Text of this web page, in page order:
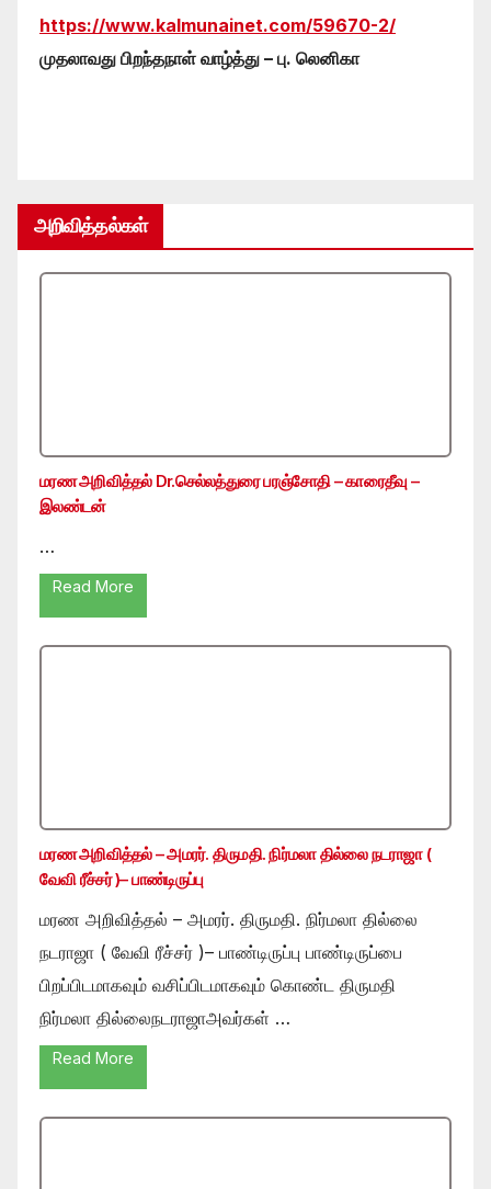
https://www.kalmunainet.com/59670-2/
முதலாவது பிறந்தநாள் வாழ்த்து – பு. லெனிகா
அறிவித்தல்கள்
மரண அறிவித்தல் Dr.செல்லத்துரை பரஞ்சோதி – காரைதீவு –
இலண்டன்
…
Read More
மரண அறிவித்தல் – அமரர். திருமதி. நிர்மலா தில்லை நடராஜா (
வேவி ரீச்சர் )– பாண்டிருப்பு
மரண அறிவித்தல் – அமரர். திருமதி. நிர்மலா தில்லை
நடராஜா ( வேவி ரீச்சர் )– பாண்டிருப்பு பாண்டிருப்பை
பிறப்பிடமாகவும் வசிப்பிடமாகவும் கொண்ட திருமதி
நிர்மலா தில்லைநடராஜாஅவர்கள் …
Read More